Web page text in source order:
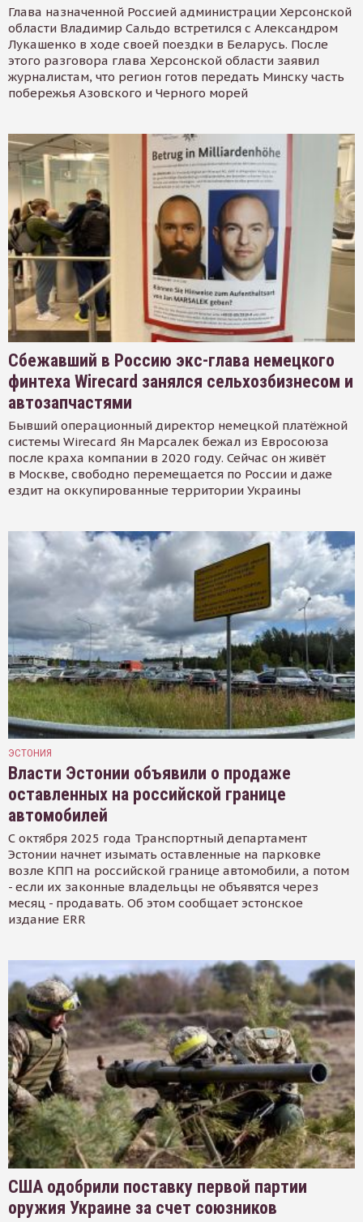
Глава назначенной Россией администрации Херсонской
области Владимир Сальдо встретился с Александром
Лукашенко в ходе своей поездки в Беларусь. После
этого разговора глава Херсонской области заявил
журналистам, что регион готов передать Минску часть
побережья Азовского и Черного морей
Сбежавший в Россию экс-глава немецкого
финтеха Wirecard занялся сельхозбизнесом и
автозапчастями
Бывший операционный директор немецкой платёжной
системы Wirecard Ян Марсалек бежал из Евросоюза
после краха компании в 2020 году. Сейчас он живёт
в Москве, свободно перемещается по России и даже
ездит на оккупированные территории Украины
ЭСТОНИЯ
Власти Эстонии объявили о продаже
оставленных на российской границе
автомобилей
С октября 2025 года Транспортный департамент
Эстонии начнет изымать оставленные на парковке
возле КПП на российской границе автомобили, а потом
- если их законные владельцы не объявятся через
месяц - продавать. Об этом сообщает эстонское
издание ERR
США одобрили поставку первой партии
оружия Украине за счет союзников